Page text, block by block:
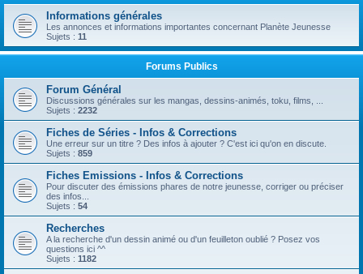
h
r
r
Informations générales
Les annonces et informations importantes concernant Planète Jeunesse
Sujets : 11
Forums Publics
Forum Général
Discussions générales sur les mangas, dessins-animés, toku, films, ...
Sujets : 2232
Fiches de Séries - Infos & Corrections
Une erreur sur un titre ? Des infos à ajouter ? C'est ici qu'on en discute.
Sujets : 859
Fiches Emissions - Infos & Corrections
Pour discuter des émissions phares de notre jeunesse, corriger ou préciser
des infos...
Sujets : 54
Recherches
A la recherche d'un dessin animé ou d'un feuilleton oublié ? Posez vos
questions ici ^^
Sujets : 1182